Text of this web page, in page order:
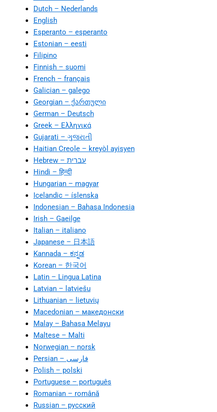
Dutch – Nederlands
English
Esperanto – esperanto
Estonian – eesti
Filipino
Finnish – suomi
French – français
Galician – galego
Georgian – ქართული
German – Deutsch
Greek – Ελληνικά
Gujarati – ગુજરાતી
Haitian Creole – kreyòl ayisyen
Hindi – हिन्दी
Hungarian – magyar
Icelandic – íslenska
Indonesian – Bahasa Indonesia
Irish – Gaeilge
Italian – italiano
Japanese – 日本語
Kannada – ಕನ್ನಡ
Korean – 한국어
Latin – Lingua Latina
Latvian – latviešu
Lithuanian – lietuvių
Macedonian – македонски
Malay – Bahasa Melayu
Maltese – Malti
Norwegian – norsk
Polish – polski
Portuguese – português
Romanian – română
Russian – русский